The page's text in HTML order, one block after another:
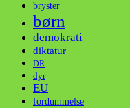
bryster
børn
demokrati
diktatur
DR
dyr
EU
fordummelse